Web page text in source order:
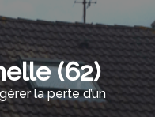
(62)
la perte d’un